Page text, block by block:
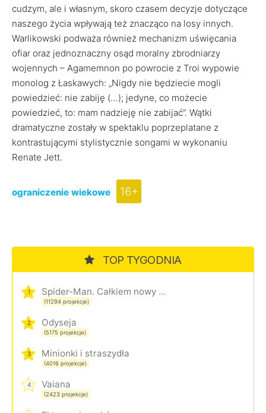
cudzym, ale i własnym, skoro czasem decyzje dotyczące
naszego życia wpływają też znacząco na losy innych.
Warlikowski podważa również mechanizm uświęcania
ofiar oraz jednoznaczny osąd moralny zbrodniarzy
wojennych – Agamemnon po powrocie z Troi wypowie
monolog z Łaskawych: „Nigdy nie będziecie mogli
powiedzieć: nie zabiję (…); jedyne, co możecie
powiedzieć, to: mam nadzieję nie zabijać”. Wątki
dramatyczne zostały w spektaklu poprzeplatane z
kontrastującymi stylistycznie songami w wykonaniu
Renate Jett.
ograniczenie wiekowe 16+
TOP TYGODNIA
1 Spider-Man. Całkiem nowy dzień
(11294 projekcje)
2 Odyseja
(5175 projekcje)
3 Minionki i straszydła
(4016 projekcje)
4 Vaiana
(2423 projekcje)